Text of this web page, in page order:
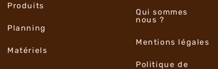
Produits
Planning
Matériels
Qui sommes
nous ?
Mentions légales
Politique de